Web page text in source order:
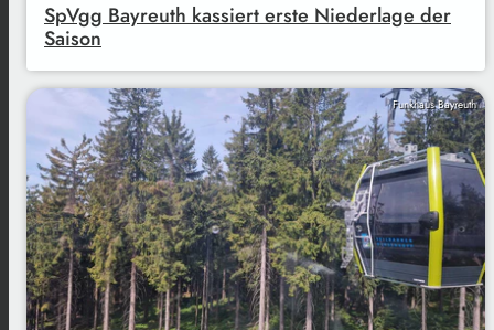
SpVgg Bayreuth kassiert erste Niederlage der
Saison
Funkhaus Bayreuth